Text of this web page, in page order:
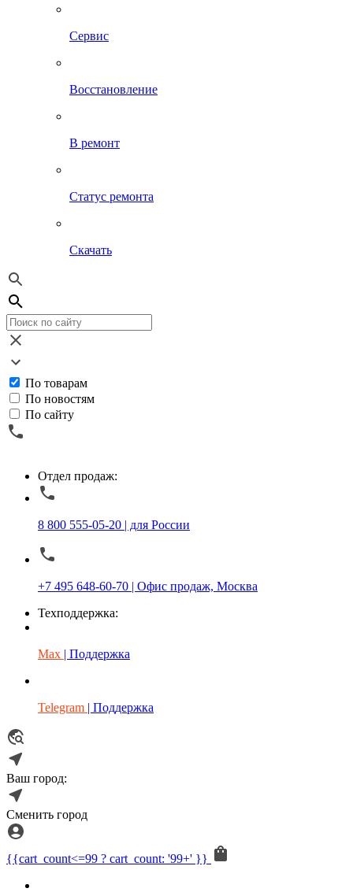
Сервис
Восстановление
В ремонт
Статус ремонта
Скачать
По товарам
По новостям
По сайту
Отдел продаж:
8 800 555-05-20 | для России
+7 495 648-60-70 | Офис продаж, Москва
Техподдержка:
Max | Поддержка
Telegram | Поддержка
Ваш город:
Сменить город
{{cart_count<=99 ? cart_count: '99+' }}